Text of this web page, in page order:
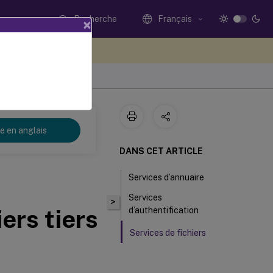
Recherche Français
en anglais
tiers
>
DANS CET ARTICLE
Services d’annuaire
Services
d’authentification
Services de fichiers
×